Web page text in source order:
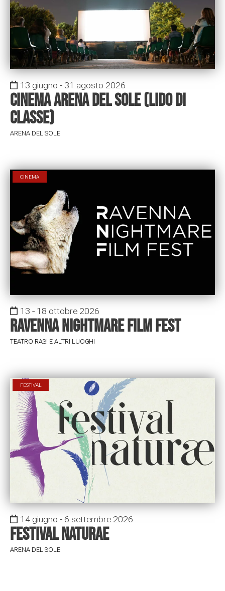
13 giugno - 31 agosto 2026
Cinema arena del sole (Lido di
Classe)
ARENA DEL SOLE
CINEMA
13 - 18 ottobre 2026
Ravenna Nightmare Film Fest
TEATRO RASI E ALTRI LUOGHI
FESTIVAL
14 giugno - 6 settembre 2026
Festival Naturae
ARENA DEL SOLE